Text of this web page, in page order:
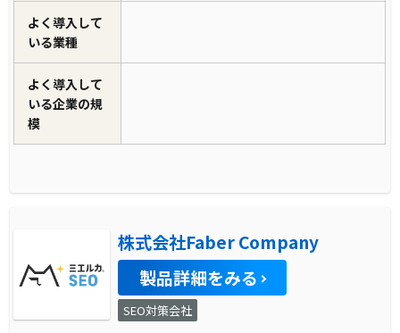
よく導入して
いる業種
よく導入して
いる企業の規
模
株式会社Faber Company
製品詳細をみる
SEO対策会社